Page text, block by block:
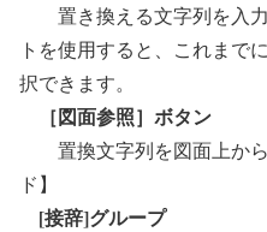
置き換える文字列を入力
トを使用すると、これまで
択できます。
［図面参照］ボタン
置換文字列を図面上から
ド】
[接辞]グループ